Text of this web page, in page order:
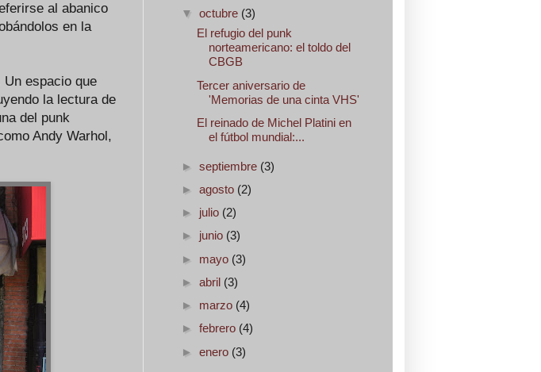
al abanico
en la
espacio que
la lectura de
del punk
Andy Warhol,
▼ octubre (3)
El refugio del punk
norteamericano: el toldo del
CBGB
Tercer aniversario de
'Memorias de una cinta VHS'
El reinado de Michel Platini en
el fútbol mundial:...
► septiembre (3)
► agosto (2)
► julio (2)
► junio (3)
► mayo (3)
► abril (3)
► marzo (4)
► febrero (4)
► enero (3)